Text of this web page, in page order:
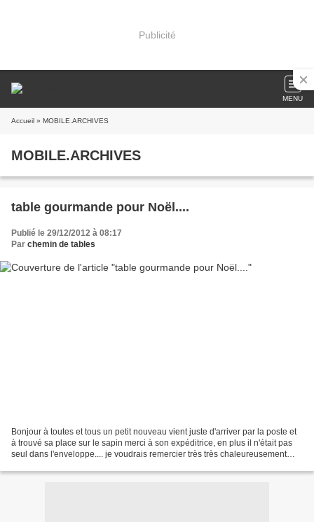
Publicité
MENU
Accueil » MOBILE.ARCHIVES
MOBILE.ARCHIVES
table gourmande pour Noël....
Publié le 29/12/2012 à 08:17
Par chemin de tables
Bonjour à toutes et tous un petit nouveau vient juste d'arriver par la poste et
à trouvé sa place sur le sapin merci à son expéditrice, en plus il n'était pas
seul dans l'enveloppe.... je voudrais remercier très très chaleureusement